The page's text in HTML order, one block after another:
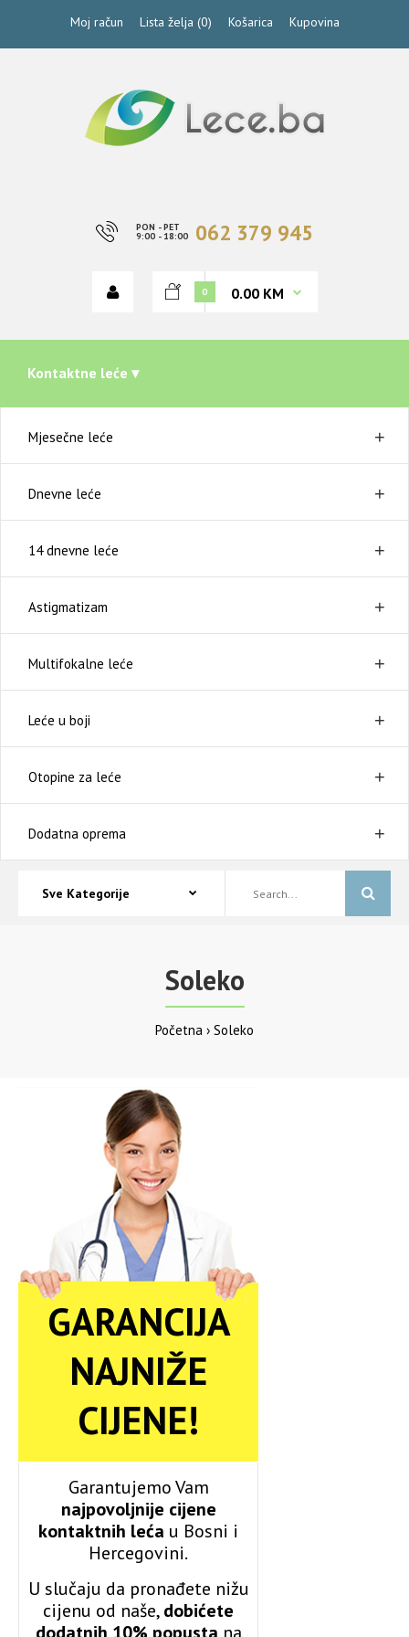
Moj račun Lista želja (0) Košarica Kupovina
PON - PET
9:00 - 18:00 062 379 945
0 0.00 KM
Kontaktne leće ▾
Mjesečne leće
Dnevne leće
14 dnevne leće
Astigmatizam
Multifokalne leće
Leće u boji
Otopine za leće
Dodatna oprema
Soleko
Početna Soleko
GARANCIJA
NAJNIŽE
CIJENE!
Garantujemo Vam
najpovoljnije cijene
kontaktnih leća u Bosni i
Hercegovini.
U slučaju da pronađete nižu
cijenu od naše,dobićete